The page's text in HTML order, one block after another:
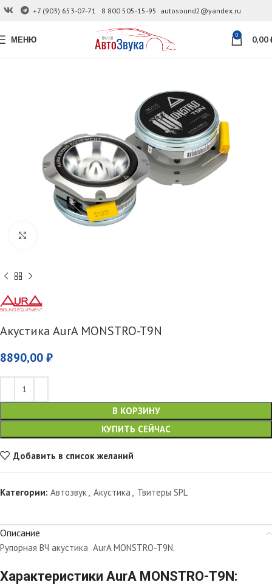
+7 (903) 653-07-71 8 800 505-15-95 autosound2@yandex.ru
МЕНЮ 0 0,00
Акустика AurA MONSTRO-T9N
8890,00 ₽
В КОРЗИНУ
КУПИТЬ СЕЙЧАС
Добавить в список желаний
Категории: Автозвук, Акустика , Твитеры SPL
Описание
Рупорная ВЧ акустика AurA MONSTRO-T9N.
Характеристики AurA MONSTRO-T9N: